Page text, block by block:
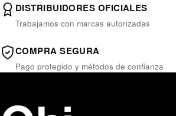
DISTRIBUIDORES OFICIALES
Trabajamos con marcas autorizadas
COMPRA SEGURA
Pago protegido y métodos de confianza